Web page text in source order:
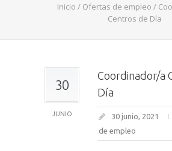
Inicio / Ofertas de empleo /
Centros de Día
30
JUNIO
Coordinador/a
Día
30 junio, 2021
de empleo